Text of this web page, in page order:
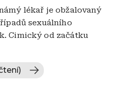
lékař je obžalovaný
sexuálního
Cimický od začátku